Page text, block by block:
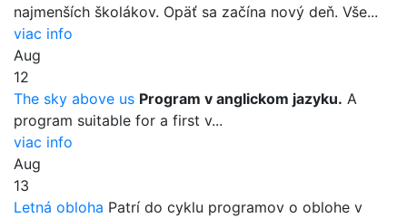
najmenších školákov. Opäť sa začína nový deň. Vše...
viac info
Aug
12
The sky above us Program v anglickom jazyku. A
program suitable for a first v...
viac info
Aug
13
Letná obloha Patrí do cyklu programov o oblohe v